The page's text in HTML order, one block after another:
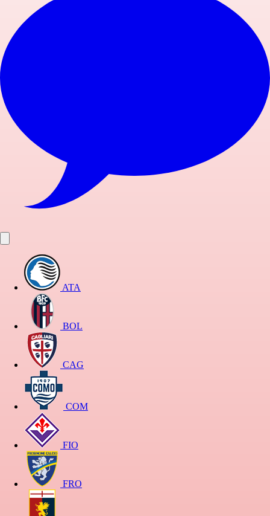
ATA
BOL
CAG
COM
FIO
FRO